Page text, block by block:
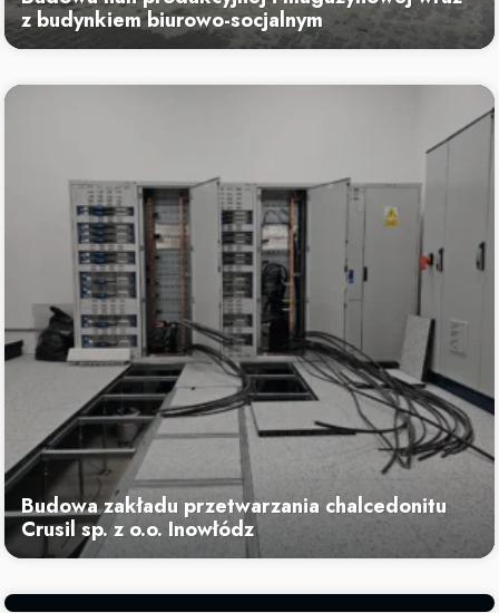
z budynkiem biurowo-socjalnym
Budowa zakładu przetwarzania chalcedonitu
Crusil sp. z o.o. Inowłódz
Sprawowanie nadzoru inwestorskiego
nad budową stacji ładowania autobusów